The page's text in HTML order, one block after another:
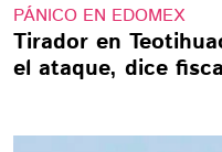
PÁNICO EN EDOMEX
Tirador en
el ataque, dice